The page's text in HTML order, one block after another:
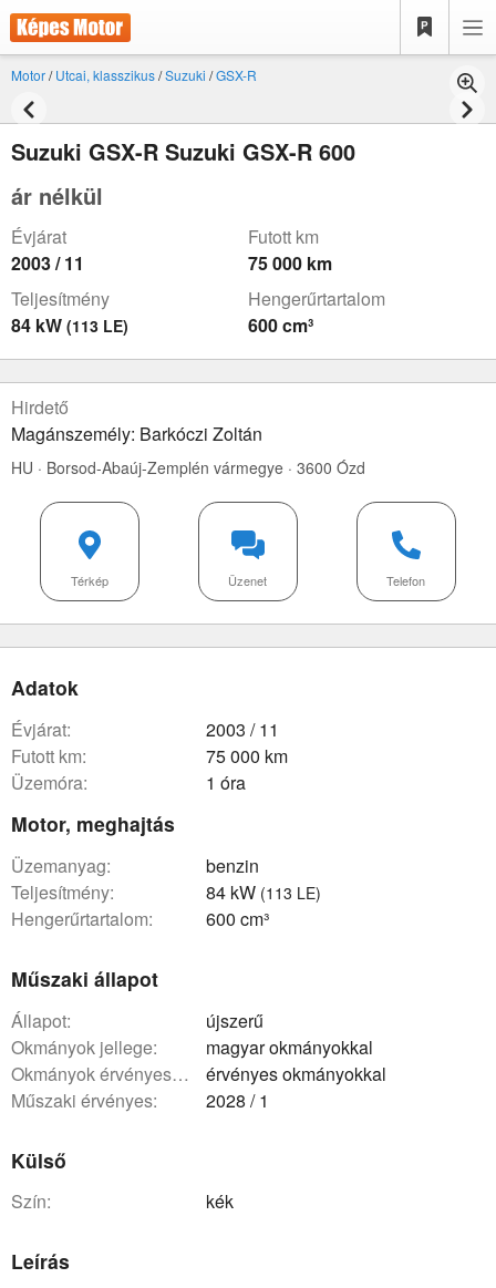
Motor/Utcai, klasszikus/Suzuki /GSX-R
Suzuki GSX-R Suzuki GSX-R 600
ár nélkül
Évjárat
2003 / 11
Futott km
75 000 km
Teljesítmény
84 kW (113 LE)
Hengerűrtartalom
600 cm³
Hirdető
Magánszemély: Barkóczi Zoltán
HU · Borsod-Abaúj-Zemplén vármegye · 3600 Ózd
Telefon
Üzenet
Térkép
Adatok
évjárat:
2003 / 11
futott km:
75 000 km
üzemóra:
1 óra
Motor, meghajtás
üzemanyag:
benzin
teljesítmény:
84 kW (113 LE)
hengerűrtartalom: 600 cm³
Műszaki állapot
állapot:
újszerű
okmányok jellege:
magyar okmányokkal
okmányok érvényessége:
érvényes okmányokkal
műszaki érvényes:
2028 / 1
Külső
szín: kék
Leírás